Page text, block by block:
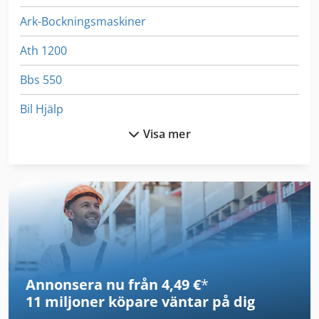
Ark-Bockningsmaskiner
Ath 1200
Bbs 550
Bil Hjälp
Bil Spänningsomvandlare
Bockmaskin För Profil
Borrning Center
D 460 Fxl
Da 160
Visa mer
Annonsera nu från 4,49 €*
11 miljoner köpare väntar på dig